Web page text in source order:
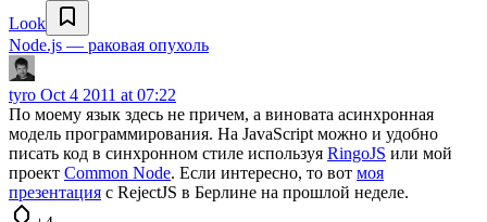
Look
Node.js — раковая опухоль
tyro Oct 4 2011 at 07:22
По моему язык здесь не причем, а виновата асинхронная
модель программирования. На JavaScript можно и удобно
писать код в синхронном стиле используя RingoJS или мой
проект Common Node. Если интересно, то вот моя
презентация с RejectJS в Берлине на прошлой неделе.